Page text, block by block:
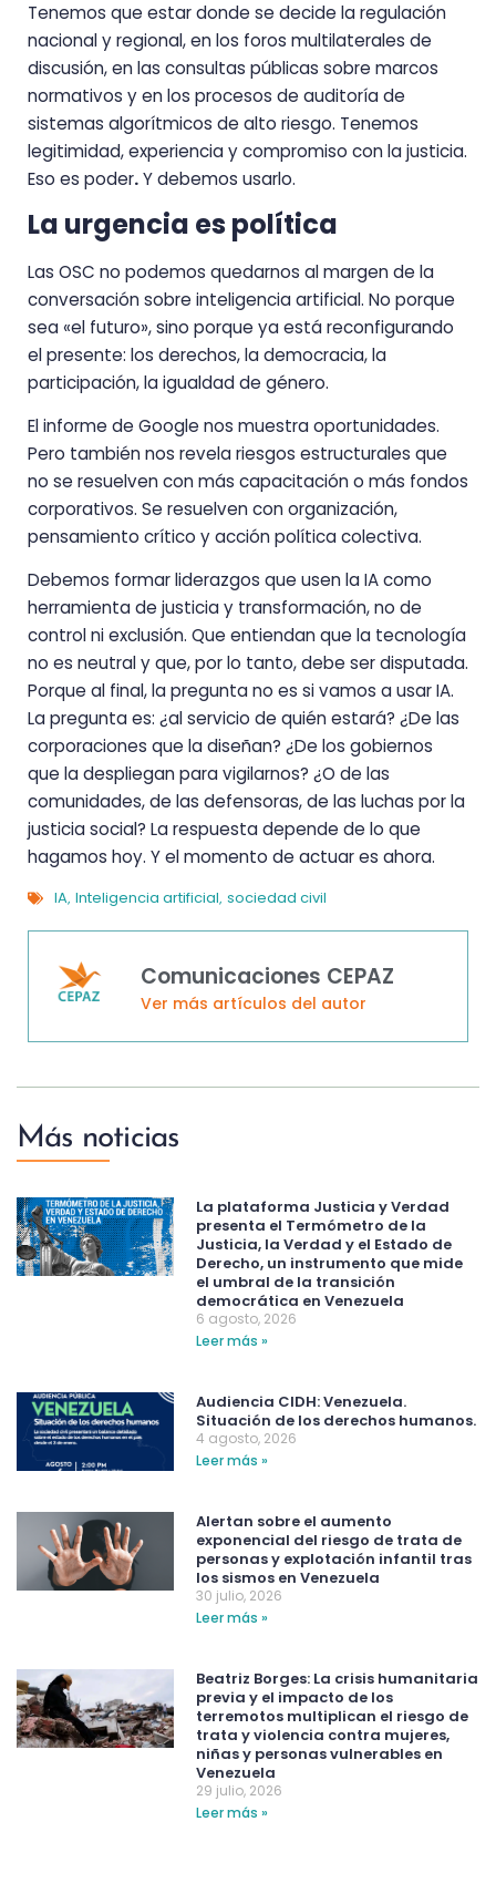
Tenemos que estar donde se decide la regulación
nacional y regional, en los foros multilaterales de
discusión, en las consultas públicas sobre marcos
normativos y en los procesos de auditoría de
sistemas algorítmicos de alto riesgo. Tenemos
legitimidad, experiencia y compromiso con la justicia.
Eso es poder.Y debemos usarlo.
La urgencia es política
Las OSC no podemos quedarnos al margen de la
conversación sobre inteligencia artificial. No porque
sea «el futuro», sino porque ya está reconfigurando
el presente: los derechos, la democracia, la
participación, la igualdad de género.
El informe de Google nos muestra oportunidades.
Pero también nos revela riesgos estructurales que
no se resuelven con más capacitación o más fondos
corporativos. Se resuelven con organización,
pensamiento crítico y acción política colectiva.
Debemos formar liderazgos que usen la IA como
herramienta de justicia y transformación, no de
control ni exclusión. Que entiendan que la tecnología
no es neutral y que, por lo tanto, debe ser disputada.
Porque al final, la pregunta no es si vamos a usar IA.
La pregunta es: ¿al servicio de quién estará? ¿De las
corporaciones que la diseñan? ¿De los gobiernos
que la despliegan para vigilarnos? ¿O de las
comunidades, de las defensoras, de las luchas por la
justicia social? La respuesta depende de lo que
hagamos hoy. Y el momento de actuar es ahora.
IA, Inteligencia artificial, sociedad civil
Comunicaciones CEPAZ
Ver más artículos del autor
Más noticias
La plataforma Justicia y Verdad
presenta el Termómetro de la
Justicia, la Verdad y el Estado de
Derecho, un instrumento que mide
el umbral de la transición
democrática en Venezuela
6 agosto, 2026
Leer más »
Audiencia CIDH: Venezuela.
Situación de los derechos humanos.
4 agosto, 2026
Leer más »
Alertan sobre el aumento
exponencial del riesgo de trata de
personas y explotación infantil tras
los sismos en Venezuela
30 julio, 2026
Leer más »
Beatriz Borges: La crisis humanitaria
previa y el impacto de los
terremotos multiplican el riesgo de
trata y violencia contra mujeres,
niñas y personas vulnerables en
Venezuela
29 julio, 2026
Leer más »